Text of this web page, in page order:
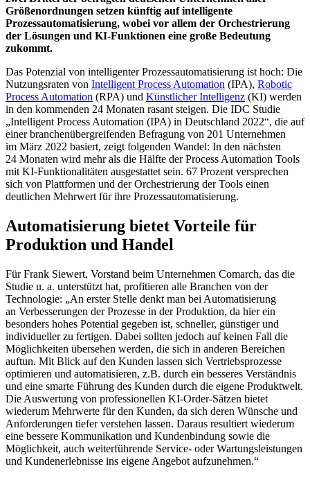
Größenordnungen setzen künftig auf intelligente
Prozessautomatisierung, wobei vor allem der Orchestrierung
der Lösungen und KI-Funktionen eine große Bedeutung
zukommt.
Das Potenzial von intelligenter Prozessautomatisierung ist hoch: Die
Nutzungsraten von Intelligent Process Automation (IPA), Robotic
Process Automation (RPA) und Künstlicher Intelligenz (KI) werden
in den kommenden 24 Monaten rasant steigen. Die IDC Studie
„Intelligent Process Automation (IPA) in Deutschland 2022“, die auf
einer branchenübergreifenden Befragung von 201 Unternehmen
im März 2022 basiert, zeigt folgenden Wandel: In den nächsten
24 Monaten wird mehr als die Hälfte der Process Automation Tools
mit KI-Funktionalitäten ausgestattet sein. 67 Prozent versprechen
sich von Plattformen und der Orchestrierung der Tools einen
deutlichen Mehrwert für ihre Prozessautomatisierung.
Automatisierung bietet Vorteile für
Produktion und Handel
Für Frank Siewert, Vorstand beim Unternehmen Comarch, das die
Studie u. a. unterstützt hat, profitieren alle Branchen von der
Technologie: „An erster Stelle denkt man bei Automatisierung
an Verbesserungen der Prozesse in der Produktion, da hier ein
besonders hohes Potential gegeben ist, schneller, günstiger und
individueller zu fertigen. Dabei sollten jedoch auf keinen Fall die
Möglichkeiten übersehen werden, die sich in anderen Bereichen
auftun. Mit Blick auf den Kunden lassen sich Vertriebsprozesse
optimieren und automatisieren, z.B. durch ein besseres Verständnis
und eine smarte Führung des Kunden durch die eigene Produktwelt.
Die Auswertung von professionellen KI-Order-Sätzen bietet
wiederum Mehrwerte für den Kunden, da sich deren Wünsche und
Anforderungen tiefer verstehen lassen. Daraus resultiert wiederum
eine bessere Kommunikation und Kundenbindung sowie die
Möglichkeit, auch weiterführende Service- oder Wartungsleistungen
und Kundenerlebnisse ins eigene Angebot aufzunehmen.“